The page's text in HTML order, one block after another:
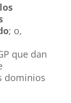
; o,
que dan
dominios